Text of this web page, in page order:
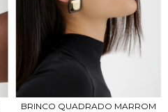
BRINCO QUADRADO MARROM